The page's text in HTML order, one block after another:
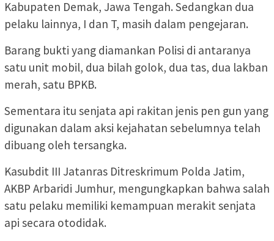
Kabupaten Demak, Jawa Tengah. Sedangkan dua
pelaku lainnya, I dan T, masih dalam pengejaran.
Barang bukti yang diamankan Polisi di antaranya
satu unit mobil, dua bilah golok, dua tas, dua lakban
merah, satu BPKB.
Sementara itu senjata api rakitan jenis pen gun yang
digunakan dalam aksi kejahatan sebelumnya telah
dibuang oleh tersangka.
Kasubdit III Jatanras Ditreskrimum Polda Jatim,
AKBP Arbaridi Jumhur, mengungkapkan bahwa salah
satu pelaku memiliki kemampuan merakit senjata
api secara otodidak.